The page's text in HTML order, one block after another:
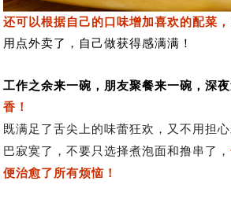
还可以根据自己的口味增加喜欢的配菜，
用点外卖了，自己做获得感满满！
工作之余来一碗，朋友聚餐来一碗，深
香！
既满足了舌尖上的味蕾狂欢，又不用担
巴寂寞了，不要只选择煮泡面和撸串了，
便治愈了所有烦恼！